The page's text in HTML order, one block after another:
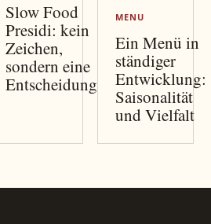
Slow Food
Presidi: kein
Zeichen,
sondern eine
Entscheidung
MENU
Ein Menü in
ständiger
Entwicklung:
Saisonalität
und Vielfalt